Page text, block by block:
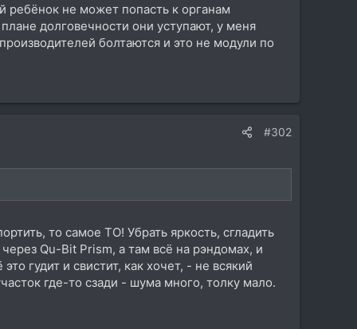
не может попасть к органам
долговечности они уступают, у меня
болтаются и это не модули по
#302
то самое ТО! Убрать яркость, сгладить
Qu-Bit Prism, а там всё на рэндомах, и
гудит и свистит, как хочет, - не всякий
где-то сзади - шума много, толку мало.